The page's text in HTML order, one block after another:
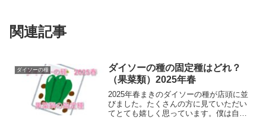
関連記事
ダイソーの種
ダイソーの種の固定種はどれ？
（果菜類）2025年春
2025年春まきのダイソーの種が店頭に並
びました。たくさんの方に見ていただい
てとても嬉しく思っています。僕は自然